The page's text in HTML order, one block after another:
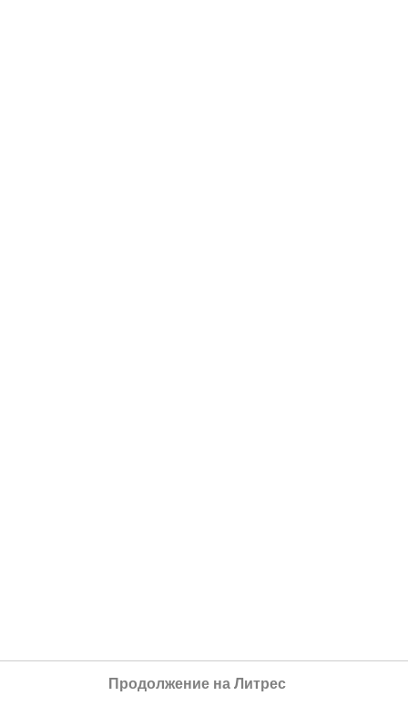
Продолжение на Литрес